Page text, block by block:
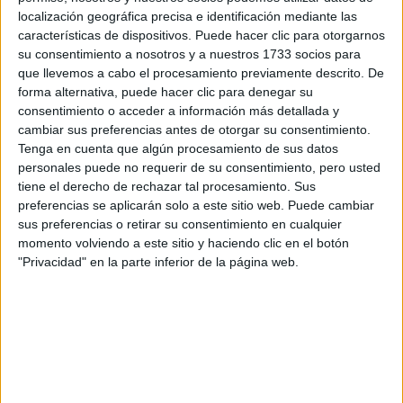
localización geográfica precisa e identificación mediante las
características de dispositivos. Puede hacer clic para otorgarnos
su consentimiento a nosotros y a nuestros 1733 socios para
que llevemos a cabo el procesamiento previamente descrito. De
forma alternativa, puede hacer clic para denegar su
consentimiento o acceder a información más detallada y
cambiar sus preferencias antes de otorgar su consentimiento.
Tenga en cuenta que algún procesamiento de sus datos
personales puede no requerir de su consentimiento, pero usted
tiene el derecho de rechazar tal procesamiento. Sus
preferencias se aplicarán solo a este sitio web. Puede cambiar
sus preferencias o retirar su consentimiento en cualquier
momento volviendo a este sitio y haciendo clic en el botón
"Privacidad" en la parte inferior de la página web.
preinscripcion en las universidades.
Por último quería saber que tan complicado es que
convaliden asignaturas. Mi objetivo sería entrar en la
universidad complutense en biología, sin embargo, he visto
que ciencias ambientales tiene asignaturas muy similares el
primer año, y tiene una nota de corte de 5. ¿De ciencias
ambientales a biología se convalidarían las mayoria de
asignaturas? ¿Si consigo entrar en biología, pero en otra
universidad, sería muy complicado cambiarse para el
segundo curso a la complutense? ¿Habitualmente convalidan
la mayoría de asignaturas si el cambio solo es de universidad
y no de carrera?
Muchas gracias de antemano.